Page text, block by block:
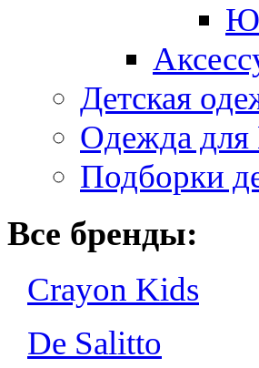
Детская
Одежда
Подборки
Все бренды:
Crayon Kids
De Salitto